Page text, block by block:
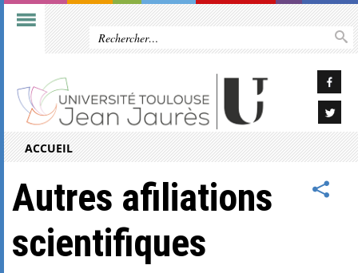
ACCUEIL
Autres afiliations
scientifiques